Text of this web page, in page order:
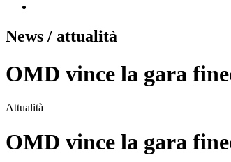
News / attualità
OMD vince la gara
Attualità
OMD vince la gara